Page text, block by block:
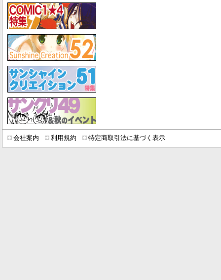
会社案内 利用規約 特定商取引法に基づく表示